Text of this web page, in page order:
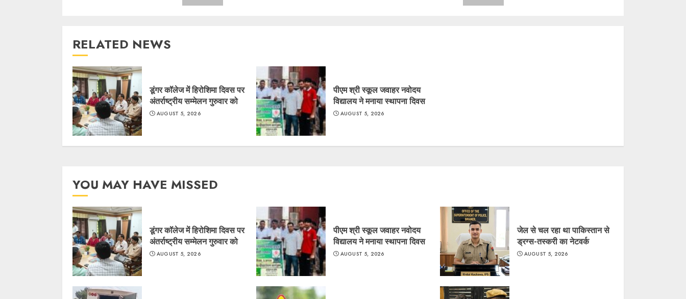
RELATED NEWS
डूंगर कॉलेज में हिरोशिमा दिवस पर
अंतर्राष्ट्रीय सम्मेलन गुरुवार को
AUGUST 5, 2026
पीएम श्री स्कूल जवाहर नवोदय
विद्यालय ने मनाया स्थापना दिवस
AUGUST 5, 2026
YOU MAY HAVE MISSED
डूंगर कॉलेज में हिरोशिमा दिवस पर
अंतर्राष्ट्रीय सम्मेलन गुरुवार को
AUGUST 5, 2026
पीएम श्री स्कूल जवाहर नवोदय
विद्यालय ने मनाया स्थापना दिवस
AUGUST 5, 2026
जेल से चल रहा था पाकिस्तान से
ड्रग्स-तस्करी का नेटवर्क
AUGUST 5, 2026